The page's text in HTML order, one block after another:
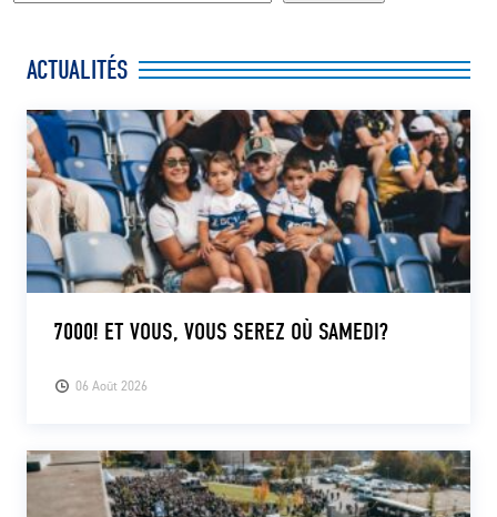
ACTUALITÉS
06 Août 2026
7000! ET VOUS, VOUS SEREZ OÙ SAMEDI?